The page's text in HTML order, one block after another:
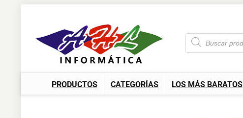
PRODUCTOS CATEGORÍAS LOS MÁS BARATOS